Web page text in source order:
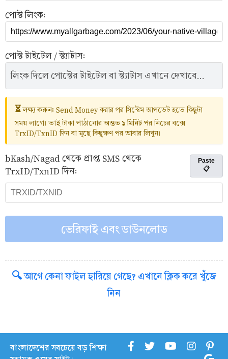
পোস্ট লিংক:
পোস্ট টাইটেল / স্ট্যাটাস:
লিংক দিলে পোস্টের টাইটেল বা স্ট্যাটাস এখানে দেখাবে...
⏳ লক্ষ্য করুন: Send Money করার পর সিস্টেম আপডেট হতে কিছুটা
সময় লাগে। তাই টাকা পাঠানোরঅন্তত ১ মিনিট পরনিচের বক্সে
TrxID/TxnID দিন বা মুছে কিছুক্ষণ পর আবার লিখুন।
bKash/Nagad থেকে প্রাপ্ত SMS থেকে
TrxID/TxnID দিন:
Paste
📋
ভেরিফাই এবং ডাউনলোড
🔍 আগে কেনা ফাইল হারিয়ে গেছে? এখানে ক্লিক করে খুঁজে
নিন
বাংলাদেশের সবচেয়ে বড় শিক্ষা